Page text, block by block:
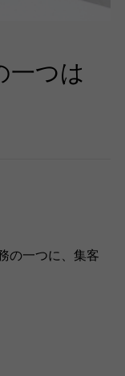
一つは
の一つに、集客